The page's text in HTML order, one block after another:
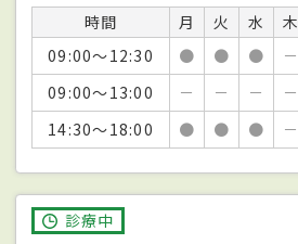
時間 月 火 水 木
09:00～12:30
● ● ● －
09:00～13:00
－ － － －
14:30～18:00
● ● ● －
診療中